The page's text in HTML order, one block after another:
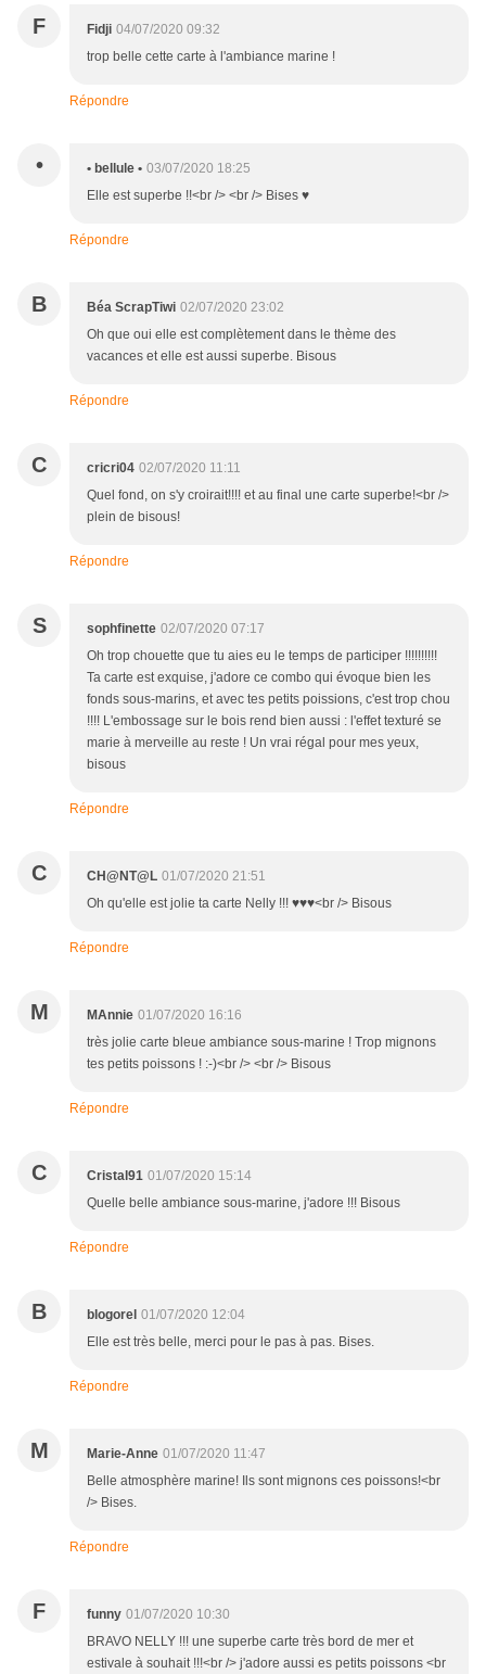
F Fidji 04/07/2020 09:32
trop belle cette carte à l'ambiance marine !
Répondre
• • bellule • 03/07/2020 18:25
Elle est superbe !!<br /> <br /> Bises ♥
Répondre
B Béa ScrapTiwi 02/07/2020 23:02
Oh que oui elle est complètement dans le thème des
vacances et elle est aussi superbe. Bisous
Répondre
C cricri04 02/07/2020 11:11
Quel fond, on s'y croirait!!!! et au final une carte superbe!<br />
plein de bisous!
Répondre
S sophfinette 02/07/2020 07:17
Oh trop chouette que tu aies eu le temps de participer !!!!!!!!!!
Ta carte est exquise, j'adore ce combo qui évoque bien les
fonds sous-marins, et avec tes petits poissions, c'est trop chou
!!!! L'embossage sur le bois rend bien aussi : l'effet texturé se
marie à merveille au reste ! Un vrai régal pour mes yeux,
bisous
Répondre
C CH@NT@L 01/07/2020 21:51
Oh qu'elle est jolie ta carte Nelly !!! ♥♥♥<br /> Bisous
Répondre
M MAnnie 01/07/2020 16:16
très jolie carte bleue ambiance sous-marine ! Trop mignons
tes petits poissons ! :-)<br /> <br /> Bisous
Répondre
C Cristal91 01/07/2020 15:14
Quelle belle ambiance sous-marine, j'adore !!! Bisous
Répondre
B blogorel 01/07/2020 12:04
Elle est très belle, merci pour le pas à pas. Bises.
Répondre
M Marie-Anne 01/07/2020 11:47
Belle atmosphère marine! Ils sont mignons ces poissons!<br
/> Bises.
Répondre
F funny 01/07/2020 10:30
BRAVO NELLY !!! une superbe carte très bord de mer et
estivale à souhait !!!<br /> j'adore aussi es petits poissons <br